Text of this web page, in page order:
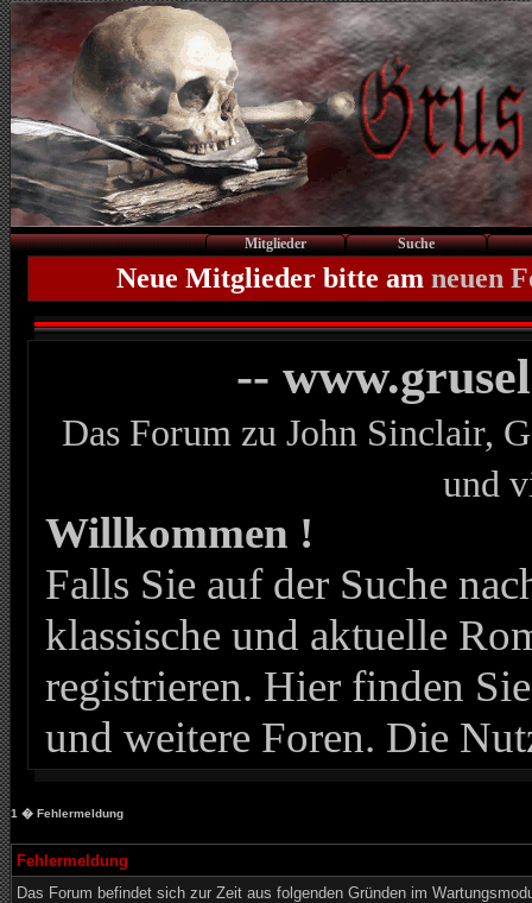
Mitglieder Suche
Neue Mitglieder bitte am neuen
--
Das Forum zu John Sinclair,
und
Willkommen !
Falls Sie auf der Suche
klassische und aktuelle
registrieren. Hier finden
und weitere Foren. Die
1 � Fehlermeldung
Fehlermeldung
Das Forum befindet sich zur Zeit aus folgenden Gründen im